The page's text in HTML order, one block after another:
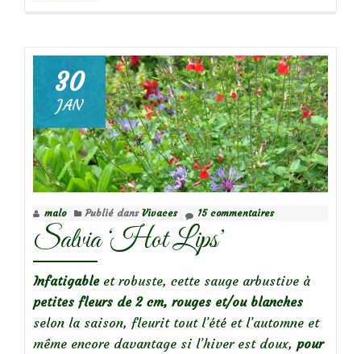
:
Réduire
l’entretien
de
son
jardin
30
JAN
malo Publié dans Vivaces 15 commentaires
Salvia ‘Hot Lips’
Infatigableet robuste, cette sauge arbustive à
petites fleurs de 2 cm, rouges et/ou blanches
selon la saison, fleurit tout l’été et l’automne et
même encore davantage si l’hiver est doux, pour